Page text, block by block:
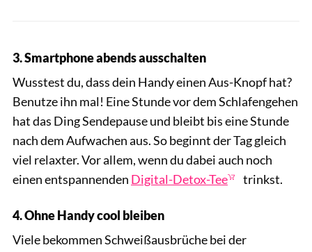
3. Smartphone abends ausschalten
Wusstest du, dass dein Handy einen Aus-Knopf hat?
Benutze ihn mal! Eine Stunde vor dem Schlafengehen
hat das Ding Sendepause und bleibt bis eine Stunde
nach dem Aufwachen aus. So beginnt der Tag gleich
viel relaxter. Vor allem, wenn du dabei auch noch
einen entspannenden Digital-Detox-Tee trinkst.
4. Ohne Handy cool bleiben
Viele bekommen Schweißausbrüche bei der